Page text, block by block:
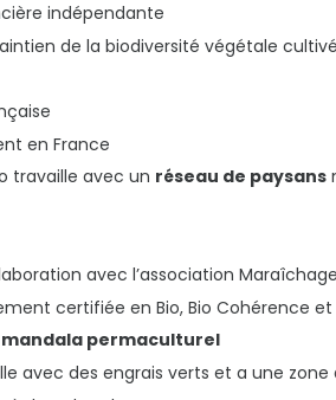
indépendante
de la biodiversité végétale
en France
travaille avec un réseau de paysans
avec l’association
certifiée en Bio, Bio Cohérence
mandala permaculturel
avec des engrais verts et a une